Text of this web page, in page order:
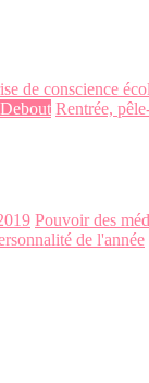
de conscience
Rentrée,
Pouvoir des
de l'année